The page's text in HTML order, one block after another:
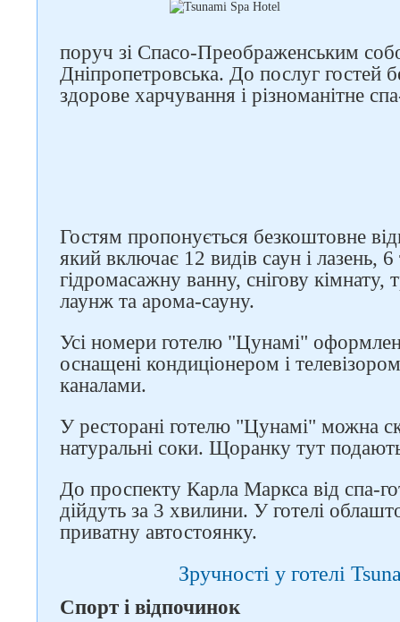
поруч зі Спасо-Преображенським
Дніпропетровська. До послуг гостей
здорове харчування і різноманітне
Гостям пропонується безкоштовне
який включає 12 видів саун і лазень,
гідромасажну ванну, снігову кімнату,
лаунж та арома-сауну.
Усі номери готелю "Цунамі"
оснащені кондиціонером і
каналами.
У ресторані готелю "Цунамі" можна
натуральні соки. Щоранку тут
До проспекту Карла Маркса від спа-
дійдуть за 3 хвилини. У готелі
приватну автостоянку.
Зручності у готелі
Спорт і відпочинок